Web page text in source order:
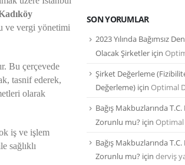
ve vergi yönetimi
Bu çerçevede
tasnif ederek,
olarak
iş ve işlem
sağlıklı
SON YORUMLAR
2023 Yılında Bağımsız
Olacak Şirketler için
Şirket Değerleme
Değerleme) için Optimal
Bağış Makbuzlarında
Zorunlu mu? için
Bağış Makbuzlarında
Zorunlu mu? için derviş